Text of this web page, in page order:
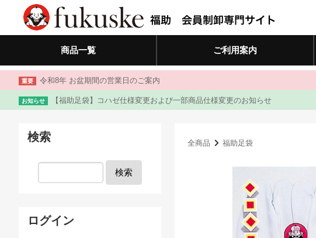
重要 令和8年 お盆期間の営業日のご案内
お知らせ 【福助足袋】コハゼ仕様変更および一部商品仕様変更のお知らせ
商品一覧 ご利用案内
全商品 福助足袋
検索
検索
ログイン